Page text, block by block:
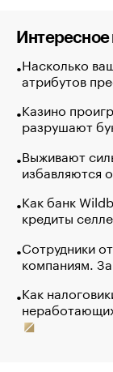
Интересное
Насколько
атрибутов
Казино
разрушают
Выживают
избавляются
Как банк
кредиты
Сотрудники
компаниям.
Как